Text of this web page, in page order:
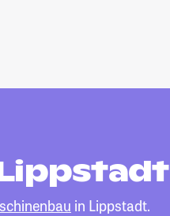
in Lippstadt.